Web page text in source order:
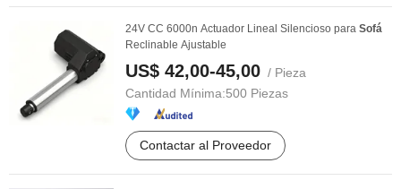
24V CC 6000n Actuador Lineal Silencioso para Sofá
Reclinable Ajustable
US$ 42,00-45,00 / Pieza
Cantidad Mínima:500 Piezas
Contactar al Proveedor